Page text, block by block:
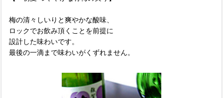
梅の清々しいりと爽やかな酸味、
ロックでお飲み頂くことを前提に
設計した味わいです。
最後の一滴まで味わいがくずれません。